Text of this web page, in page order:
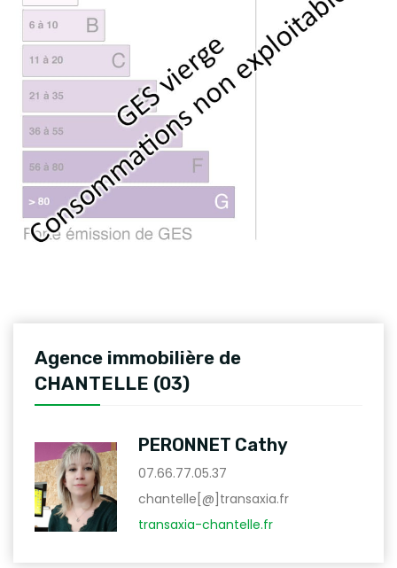
Agence immobilière de
CHANTELLE (03)
PERONNET Cathy
07.66.77.05.37
chantelle[@]transaxia.fr
transaxia-chantelle.fr